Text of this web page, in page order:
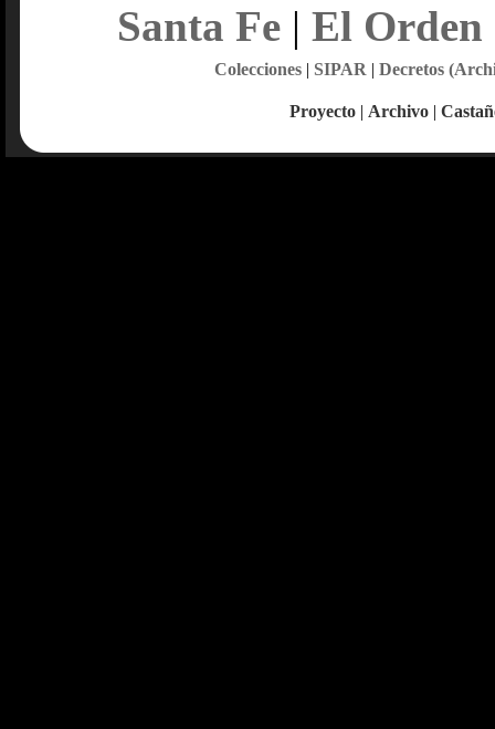
Santa Fe| El Orden
Colecciones| SIPAR | Decretos
Proyecto | Archivo |